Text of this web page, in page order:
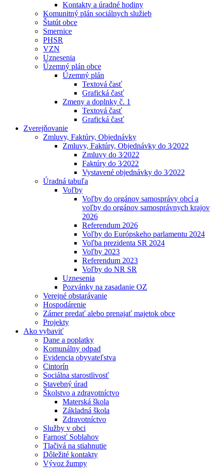
Kontakty a úradné hodiny
Komunitný plán sociálnych služieb
Štatút obce
Smernice
PHSR
VZN
Uznesenia
Územný plán obce
Územný plán
Textová časť
Grafická časť
Zmeny a doplnky č. 1
Textová časť
Grafická časť
Zverejňovanie
Zmluvy, Faktúry, Objednávky
Zmluvy, Faktúry, Objednávky do 3⁄2022
Zmluvy do 3⁄2022
Faktúry do 3⁄2022
Vystavené objednávky do 3⁄2022
Úradná tabuľa
Voľby
Voľby do orgánov samosprávy obcí a
voľby do orgánov samosprávnych krajov
2026
Referendum 2026
Voľby do Európskeho parlamentu 2024
Voľba prezidenta SR 2024
Voľby 2023
Referendum 2023
Voľby do NR SR
Uznesenia
Pozvánky na zasadanie OZ
Verejné obstarávanie
Hospodárenie
Zámer predať alebo prenajať majetok obce
Projekty
Ako vybaviť
Dane a poplatky
Komunálny odpad
Evidencia obyvateľstva
Cintorín
Sociálna starostlivosť
Stavebný úrad
Školstvo a zdravotníctvo
Materská škola
Základná škola
Zdravotníctvo
Služby v obci
Farnosť Soblahov
Tlačivá na stiahnutie
Dôležité kontakty
Vývoz žumpy